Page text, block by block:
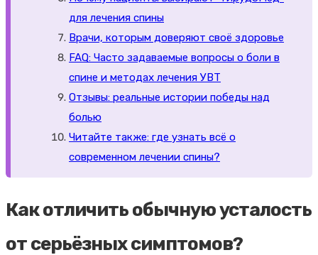
для лечения спины
Врачи, которым доверяют своё здоровье
FAQ: Часто задаваемые вопросы о боли в
спине и методах лечения УВТ
Отзывы: реальные истории победы над
болью
Читайте также: где узнать всё о
современном лечении спины?
Как отличить обычную усталость
от серьёзных симптомов?